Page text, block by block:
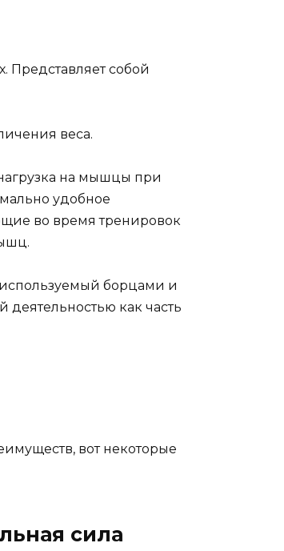
Представляет собой
веса.
на мышцы при
удобное
во время тренировок
борцами и
как часть
вот некоторые
сила